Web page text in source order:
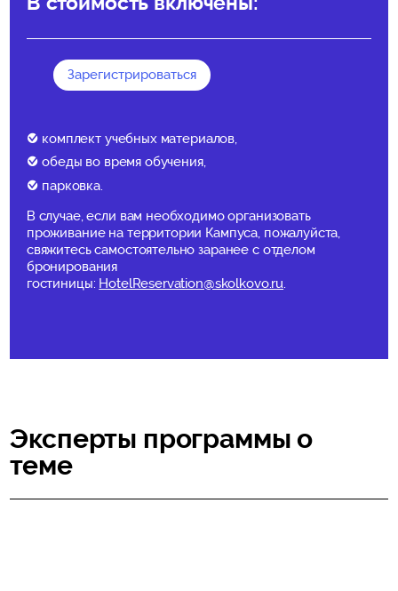
Зарегистрироваться
комплект учебных материалов,
обеды во время обучения,
парковка.
В случае, если вам необходимо организовать
проживание на территории Кампуса, пожалуйста,
свяжитесь самостоятельно заранее с отделом
бронирования
гостиницы: HotelReservation@skolkovo.ru.
Эксперты программы о
теме